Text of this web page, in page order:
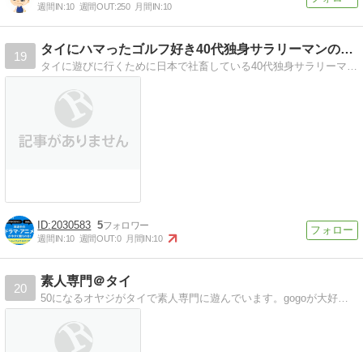
週間IN:10 週間OUT:250 月間IN:10
19
タイにハマったゴルフ好き40代独身サラリーマンのブログ
2030583 5
週間IN:10 週間OUT:0 月間IN:10
20
素人専門＠タイ
50になるオヤジがタイで素人専門に遊んでいます。gogoが大好きなので夜の街にも繰り出します。素人、夜遊び、旅の有益情報なども満載のブログです。